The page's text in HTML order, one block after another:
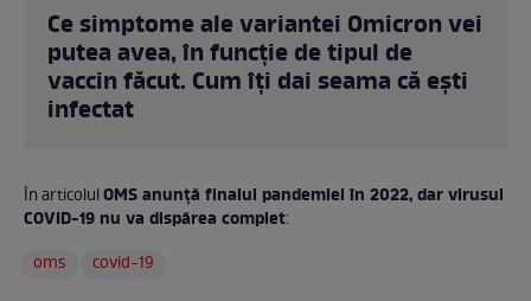
Ce simptome ale variantei Omicron vei
putea avea, în funcție de tipul de
vaccin făcut. Cum îți dai seama că ești
infectat
În articolulOMS anunță finalul pandemiei în 2022, dar virusul
COVID-19 nu va dispărea complet:
oms
covid-19